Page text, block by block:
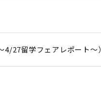
27留学フェアレポート～）